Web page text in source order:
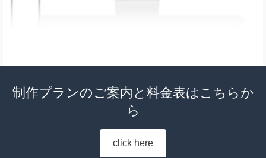
制作プランのご案内と料金表はこちらか
ら
click here